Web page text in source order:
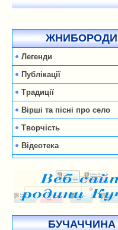
ЖНИБОРОДИ
Легенди
Публікації
Традиції
Вірші та пісні про село
Творчість
Відеотека
БУЧАЧЧИНА